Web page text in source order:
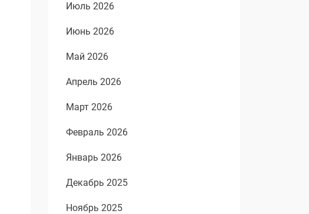
Июль 2026
Июнь 2026
Май 2026
Апрель 2026
Март 2026
Февраль 2026
Январь 2026
Декабрь 2025
Ноябрь 2025